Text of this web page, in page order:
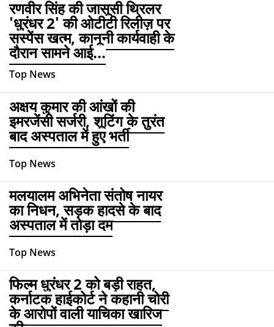
रणवीर सिंह की जासूसी थ्रिलर
'धुरंधर 2' की ओटीटी रिलीज़ पर
सस्पेंस खत्म, कानूनी कार्यवाही के
दौरान सामने आई...
Top News
अक्षय कुमार की आंखों की
इमरजेंसी सर्जरी, शूटिंग के तुरंत
बाद अस्पताल में हुए भर्ती
Top News
मलयालम अभिनेता संतोष नायर
का निधन, सड़क हादसे के बाद
अस्पताल में तोड़ा दम
Top News
फिल्म धुरंधर 2 को बड़ी राहत,
कर्नाटक हाईकोर्ट ने कहानी चोरी
के आरोपों वाली याचिका खारिज